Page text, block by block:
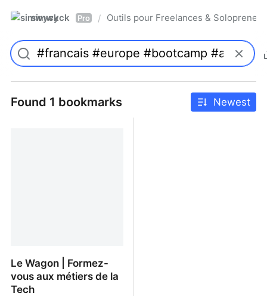
simwyck Pro / Outils pour Freelances &
Found 1 bookmarks Newest
Le Wagon | Formez-
vous aux métiers de la
Tech